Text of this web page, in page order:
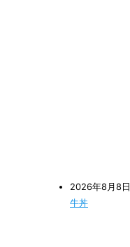
2026年8月8日
牛丼